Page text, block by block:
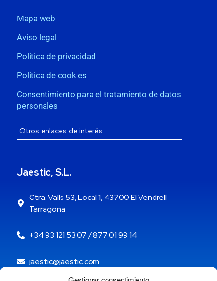
Mapa web
Aviso legal
Política de privacidad
Política de cookies
Consentimiento para el tratamiento de datos
personales
Jaestic, S.L.
Ctra. Valls 53, Local 1, 43700 El Vendrell
Tarragona
+34 93 121 53 07 / 877 01 99 14
jaestic@jaestic.com